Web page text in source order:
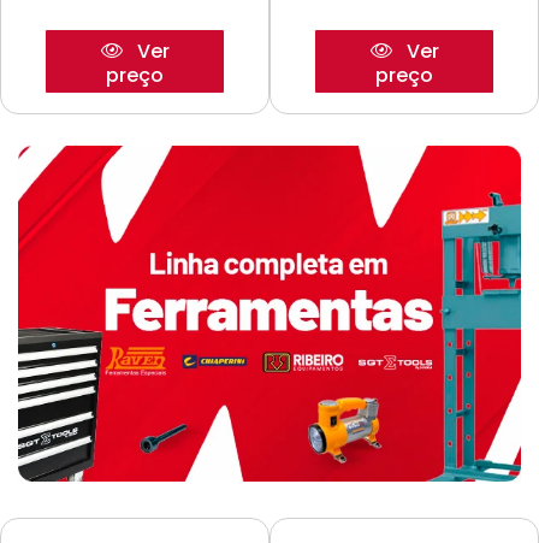
Ver
preço
Ver
preço